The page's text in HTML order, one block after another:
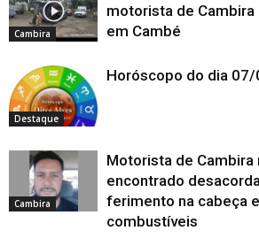
Cambira
motorista de Cambira
em Cambé
Destaque
Horóscopo do dia
Cambira
Motorista de
encontrado
ferimento na cabeça
combustíveis